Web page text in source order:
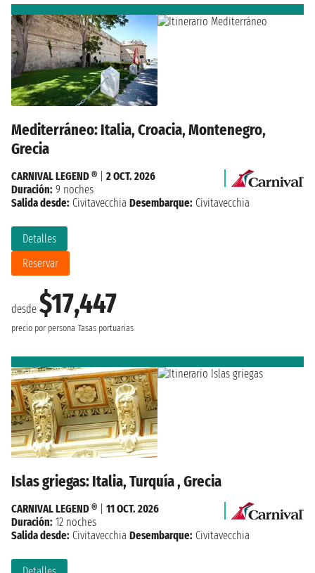
Mediterráneo: Italia, Croacia, Montenegro,
Grecia
desde $17,447
precio por persona Tasas portuarias
Detalles
Reservar
CARNIVAL LEGEND ®
2 OCT. 2026
Duración: 9 noches
Salida desde: Civitavecchia Desembarque: Civitavecchia
Islas griegas: Italia, Turquía , Grecia
CARNIVAL LEGEND ®
11 OCT. 2026
Duración: 12 noches
Salida desde: Civitavecchia Desembarque: Civitavecchia